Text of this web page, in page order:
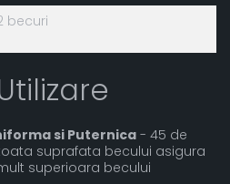
becuri
si Puternica - 45 de
toata suprafata becului asigura
superioara becului